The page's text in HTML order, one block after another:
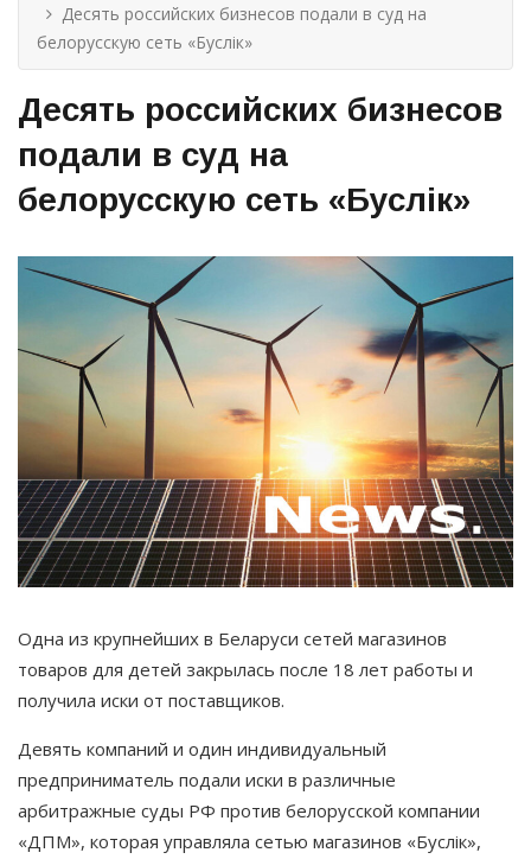
Десять российских бизнесов подали в суд на
белорусскую сеть «Буслiк»
Десять российских бизнесов
подали в суд на
белорусскую сеть «Буслiк»
Одна из крупнейших в Беларуси сетей магазинов
товаров для детей закрылась после 18 лет работы и
получила иски от поставщиков.
Девять компаний и один индивидуальный
предприниматель подали иски в различные
арбитражные суды РФ против белорусской компании
«ДПМ», которая управляла сетью магазинов «Буслiк»,